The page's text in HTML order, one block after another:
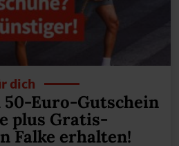
dich
50-Euro-Gutschein
plus Gratis-
Falke erhalten!